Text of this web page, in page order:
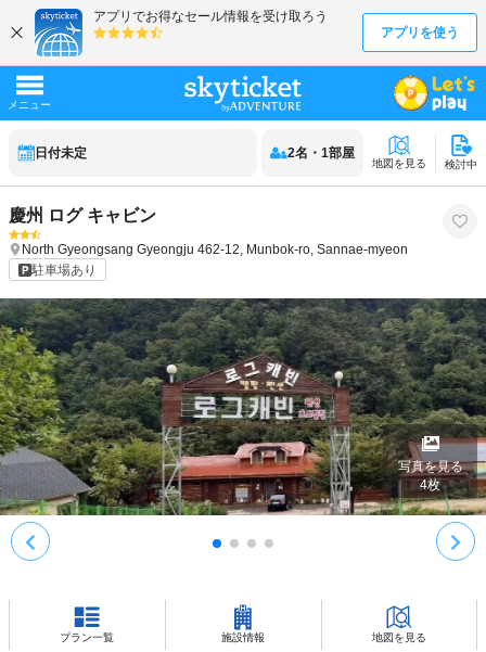
日付未定 2名 ・ 1部屋
地図を見る 検討中
慶州 ログ キャビン
North Gyeongsang Gyeongju 462-12, Munbok-ro, Sannae-myeon
駐車場あり
写真を見る
4枚
プラン一覧 施設情報 地図を見る